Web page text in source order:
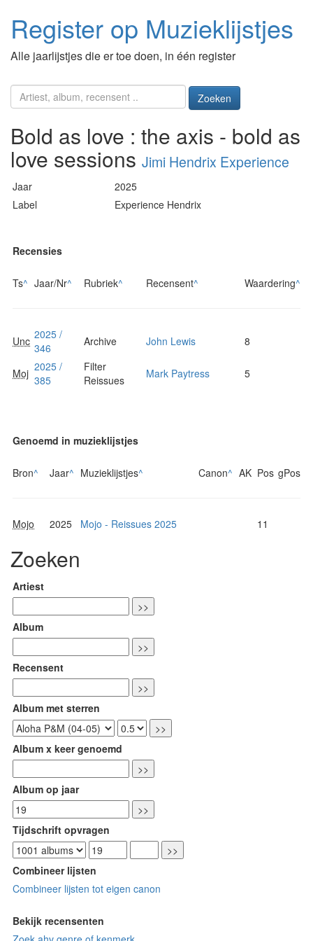
Register op Muzieklijstjes
Alle jaarlijstjes die er toe doen, in één register
Zoeken
Bold as love : the axis - bold as
love sessions Jimi Hendrix Experience
Jaar
2025
Label
Experience Hendrix
Recensies
Ts^ Jaar/Nr^ Rubriek^ Recensent^ Waardering^
Unc 2025 /
346
Archive John Lewis 8
Moj 2025 /
385
Filter
Reissues
Mark Paytress 5
Genoemd in muzieklijstjes
Bron^ Jaar^ Muzieklijstjes^ Canon^ AK Pos gPos
Mojo 2025 Mojo - Reissues 2025 11
Zoeken
Artiest
Album
Recensent
Album met sterren
Album x keer genoemd
Album op jaar
Tijdschrift opvragen
Combineer lijsten
Combineer lijsten tot eigen canon
Bekijk recensenten